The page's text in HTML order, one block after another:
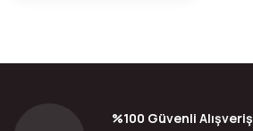
%100 Güvenli Alışveriş